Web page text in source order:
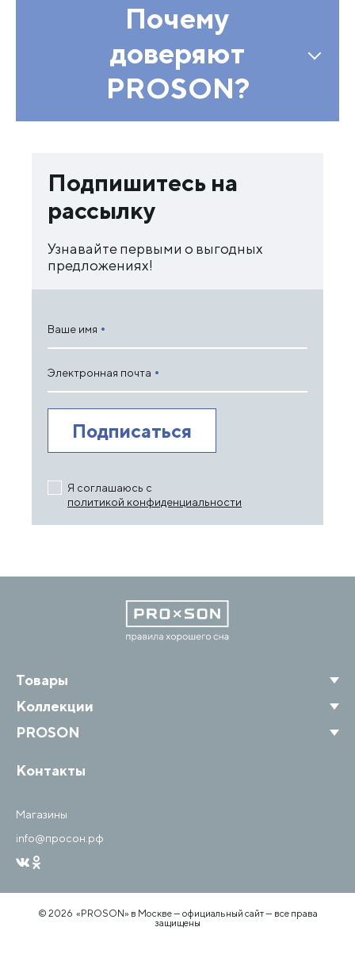
Почему
доверяют
PROSON?
Подпишитесь на
рассылку
Узнавайте первыми о выгодных
предложениях!
Ваше имя
Электронная почта
Я соглашаюсь с
политикой конфиденциальности
Товары
Коллекции
PROSON
Контакты
Магазины
info@просон.рф
© 2026 «PROSON» в Москве — официальный сайт — все права
защищены